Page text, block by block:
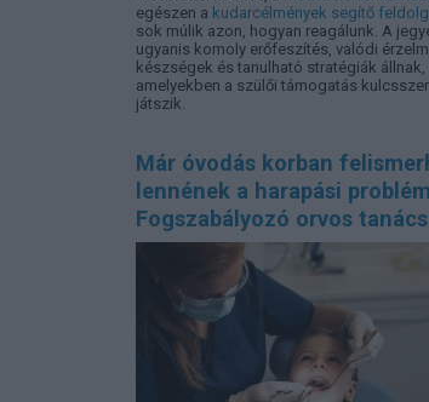
egészen a kudarcélmények segítő
sok múlik azon, hogyan reagálunk. A
ugyanis komoly erőfeszítés, valódi
készségek és tanulható stratégiák állnak,
amelyekben a szülői támogatás
játszik.
Már óvodás korban
lennének a harapási
Fogszabályozó orvos